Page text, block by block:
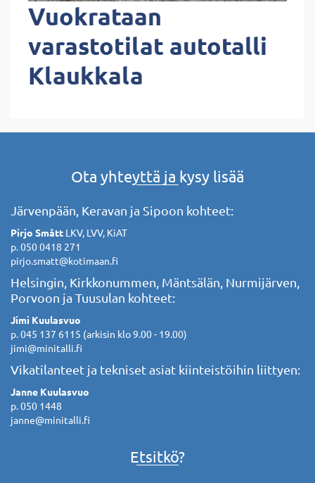
Vuokrataan
varastotilat autotalli
Klaukkala
Ota yhteyttä ja kysy lisää
Järvenpään, Keravan ja Sipoon kohteet:
Pirjo Smått LKV, LVV, KiAT
p. 050 0418 271
pirjo.smatt@kotimaan.fi
Helsingin, Kirkkonummen, Mäntsälän, Nurmijärven,
Porvoon ja Tuusulan kohteet:
Jimi Kuulasvuo
p. 045 137 6115 (arkisin klo 9.00 - 19.00)
jimi@minitalli.fi
Vikatilanteet ja tekniset asiat kiinteistöihin liittyen:
Janne Kuulasvuo
p. 050 1448
janne@minitalli.fi
Etsitkö?